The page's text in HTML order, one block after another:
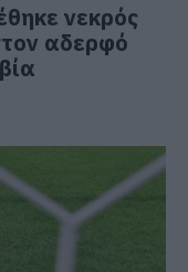
νεκρός
αδερφό